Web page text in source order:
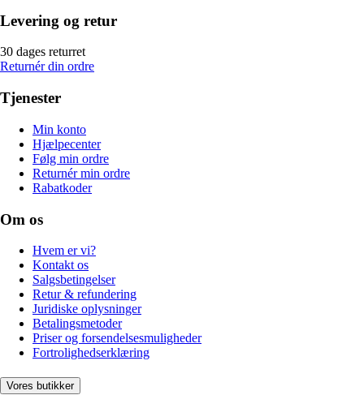
Levering og retur
30 dages returret
Returnér din ordre
Tjenester
Min konto
Hjælpecenter
Følg min ordre
Returnér min ordre
Rabatkoder
Om os
Hvem er vi?
Kontakt os
Salgsbetingelser
Retur & refundering
Juridiske oplysninger
Betalingsmetoder
Priser og forsendelsesmuligheder
Fortrolighedserklæring
Vores butikker